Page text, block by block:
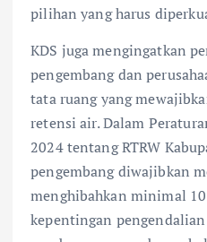
pilihan yang harus
KDS juga mengingatkan
pengembang dan
tata ruang yang
retensi air. Dalam
2024 tentang RTRW
pengembang diwajibkan
menghibahkan minimal
kepentingan